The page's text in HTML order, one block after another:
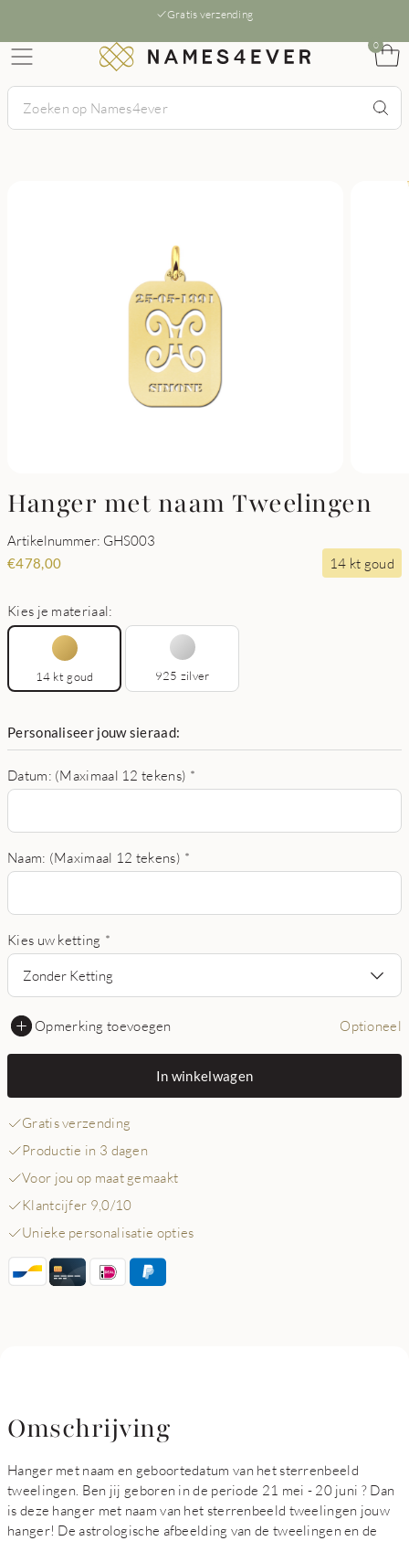
Gratis verzending
0
Hanger met naam Tweelingen
Artikelnummer: GHS003
€478,00 14 kt goud
Kies je materiaal:
14 kt goud 925 zilver
Personaliseer jouw sieraad:
Datum: (Maximaal 12 tekens) *
Naam: (Maximaal 12 tekens) *
Kies uw ketting *
Zonder Ketting
Opmerking toevoegen Optioneel
In winkelwagen
Gratis verzending
Productie in 3 dagen
Voor jou op maat gemaakt
Klantcijfer 9,0/10
Unieke personalisatie opties
Omschrijving
Hanger met naam en geboortedatum van het sterrenbeeld
tweelingen. Ben jij geboren in de periode 21 mei - 20 juni ? Dan
is deze hanger met naam van het sterrenbeeld tweelingen jouw
hanger! De astrologische afbeelding van de tweelingen en de